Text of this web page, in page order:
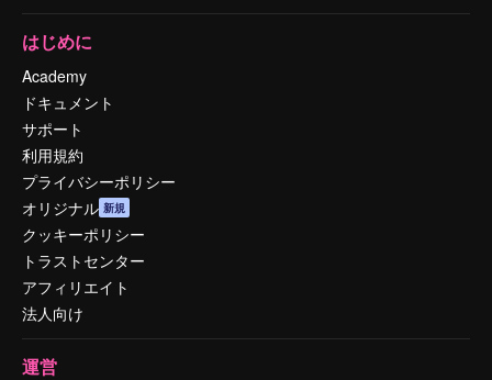
はじめに
Academy
ドキュメント
サポート
利用規約
プライバシーポリシー
オリジナル 新規
クッキーポリシー
トラストセンター
アフィリエイト
法人向け
運営